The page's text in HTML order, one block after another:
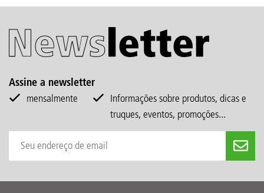
Assine a newsletter
mensalmente
Informações sobre produtos, dicas e
truques, eventos, promoções...